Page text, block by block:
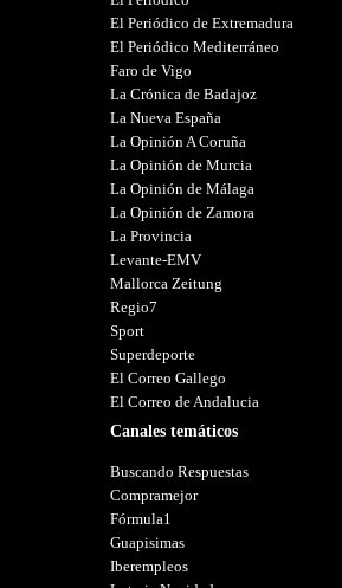
El Periódico de Extremadura
El Periódico Mediterráneo
Faro de Vigo
La Crónica de Badajoz
La Nueva España
La Opinión A Coruña
La Opinión de Murcia
La Opinión de Málaga
La Opinión de Zamora
La Provincia
Levante-EMV
Mallorca Zeitung
Regio7
Sport
Superdeporte
El Correo Gallego
El Correo de Andalucia
Canales temáticos
Buscando Respuestas
Compramejor
Fórmula1
Guapisimas
Iberempleos